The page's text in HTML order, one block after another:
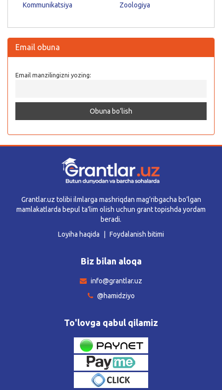
Kommunikatsiya
Zoologiya
Email obuna
Email manzilingizni yozing:
Grantlar.uz tolibi ilmlarga mashriqdan mag’ribgacha bo’lgan
mamlakatlarda bepul ta’lim olish uchun grant topishda yordam
beradi.
Loyiha haqida
Foydalanish bitimi
Biz bilan aloqa
info@grantlar.uz
@hamidziyo
To'lovga qabul qilamiz